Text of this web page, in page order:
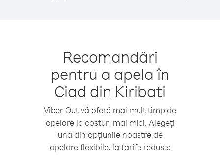
Recomandări
pentru a apela în
Ciad din Kiribati
Viber Out vă oferă mai mult timp de
apelare la costuri mai mici. Alegeți
una din opțiunile noastre de
apelare flexibile, la tarife reduse: